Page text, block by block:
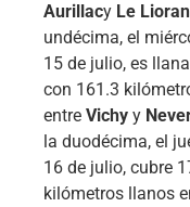
Aurillacy Le Lioran
undécima, el
15 de julio, es llana
con 161.3
entre Vichy y
la duodécima, el
16 de julio, cubre
kilómetros llanos